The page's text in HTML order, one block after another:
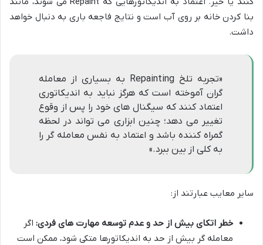
بنا کردن خانه بر روی آب است و نتایج فاجعه باری به دنبال خواهد
داشت.
«تجربه تلخ Repainting به بسیاری از معامله
گران آموخته است که هرگز نباید به اندیکاتوری
اعتماد کنند که سیگنال های خود را پس از وقوع
تغییر می دهد؛ چنین ابزاری می تواند در لحظه
گمراه کننده باشد و اعتماد به نفس معامله گر را
به کلی از بین ببرد.»
سایر معایب عبارتند از:
خطر اتکای بیش از حد و عدم توسعه مهارت های فردی: اگر
معامله گر بیش از حد به اندیکاتورها متکی شود، ممکن است